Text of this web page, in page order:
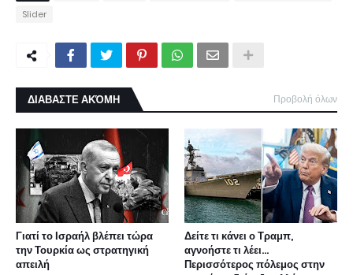
Slider
ΔΙΑΒΑΣΤΕ ΑΚΌΜΗ Προβολή όλων
Γιατί το Ισραήλ βλέπει τώρα
την Τουρκία ως στρατηγική
απειλή
Δείτε τι κάνει ο Τραμπ,
αγνοήστε τι λέει...
Περισσότερος πόλεμος στην